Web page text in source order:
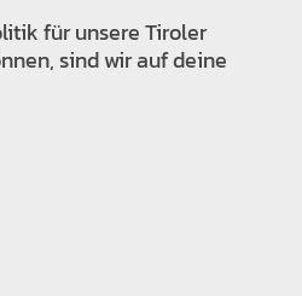
für unsere Tiroler
sind wir auf deine